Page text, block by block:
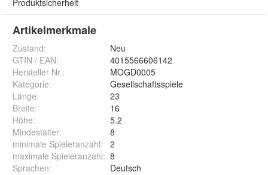
Produktsicherheit
Artikelmerkmale
Zustand:
Neu
GTIN / EAN:
4015566606142
Hersteller Nr.:
MOGD0005
Kategorie:
Gesellschaftsspiele
Länge:
23
Breite:
16
Höhe:
5.2
Mindestalter:
8
minimale Spieleranzahl:
2
maximale Spieleranzahl: 8
Sprachen: Deutsch